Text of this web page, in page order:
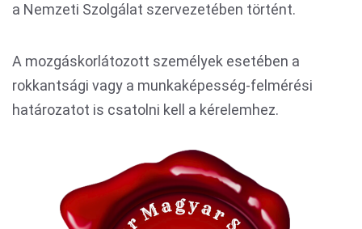
a Nemzeti Szolgálat szervezetében történt.
A mozgáskorlátozott személyek esetében a
rokkantsági vagy a munkaképesség-felmérési
határozatot is csatolni kell a kérelemhez.